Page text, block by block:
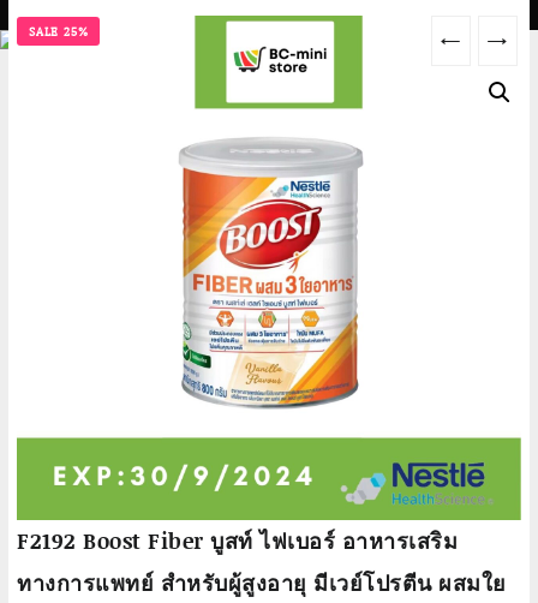
SALE 25% ← →
F2192 Boost Fiber บูสท์ ไฟเบอร์ อาหารเสริม
ทางการแพทย์ สำหรับผู้สูงอายุ มีเวย์โปรตีน ผสมใย